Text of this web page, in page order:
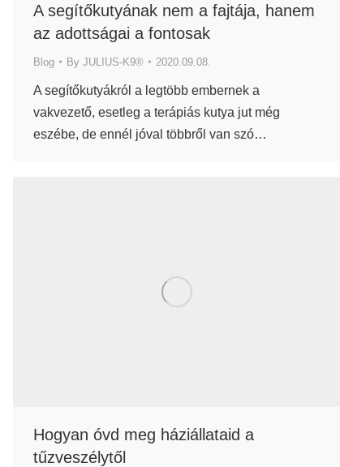
A segítőkutyának nem a fajtája, hanem
az adottságai a fontosak
Blog By JULIUS-K9® 2020.09.08.
A segítőkutyákról a legtöbb embernek a
vakvezető, esetleg a terápiás kutya jut még
eszébe, de ennél jóval többről van szó…
Hogyan óvd meg háziállataid a
tűzveszélytől